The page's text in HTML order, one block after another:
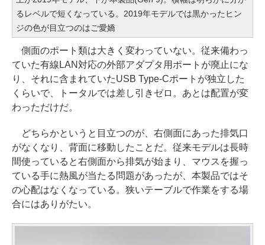
るレベルで短くなっている。2019年モデルでは黒かったヒン
ジの色が目立つのはご愛嬌
側面のポート類は大きく変わっていない。従来備わっ
ていた有線LAN対応の外部アダプタ用ポートが廃止にな
り、それに含まれていたUSB Type-Cポートが独立した
くらいで、トータルでは差し引きゼロ。あとは配置が変
わっただけだ。
どちらかというと目立つのが、右側面にあった排気口
がなくなり、背面に移動したことだ。従来モデルは長時
間使っていると右側面から排気が始まり、マウスを握っ
ている手に熱風が当たる問題があったが、本製品ではそ
の心配はなくなっている。狭いテーブルで作業をする場
合にはありがたい。